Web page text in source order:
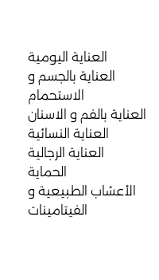
العناية اليومية
العناية بالجسم و
الاستحمام
العناية بالفم و الاسنان
العناية النسائية
العناية الرجالية
الحماية
الأعشاب الطبيعية و
الفيتامينات